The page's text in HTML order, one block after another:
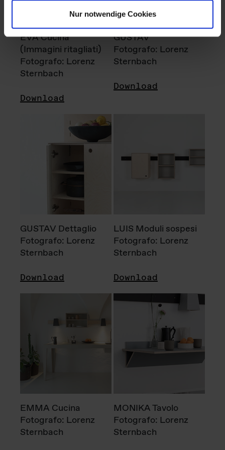
Nur notwendige Cookies
EVA Cucina
(Immagini ritagliati)
Fotografo: Lorenz
Sternbach
Download
GUSTAV
Fotografo: Lorenz
Sternbach
Download
GUSTAV Dettaglio
Fotografo: Lorenz
Sternbach
Download
LUIS Moduli sospesi
Fotografo: Lorenz
Sternbach
Download
EMMA Cucina
Fotografo: Lorenz
Sternbach
MONIKA Tavolo
Fotografo: Lorenz
Sternbach